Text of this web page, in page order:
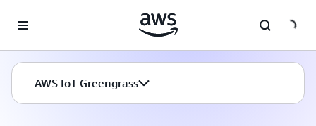
Überspringen zum Hauptinhalt
AWS IoT Greengrass